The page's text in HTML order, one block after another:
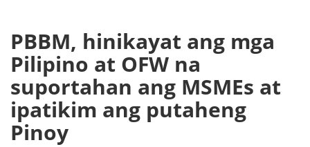
PBBM, hinikayat ang mga
Pilipino at OFW na
suportahan ang MSMEs at
ipatikim ang putaheng
Pinoy